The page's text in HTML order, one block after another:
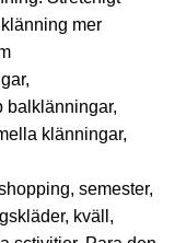
mer
balklänningar,
klänningar,
semester,
kväll,